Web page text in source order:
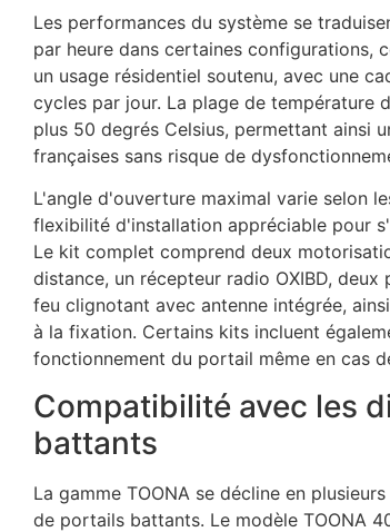
Les performances du système se
par heure dans certaines configurations,
un usage résidentiel soutenu, avec une
cycles par jour. La plage de température
plus 50 degrés Celsius, permettant ainsi
françaises sans risque de
L'angle d'ouverture maximal varie selon
flexibilité d'installation appréciable pour
Le kit complet comprend deux
distance, un récepteur radio OXIBD,
feu clignotant avec antenne intégrée,
à la fixation. Certains kits incluent
fonctionnement du portail même en cas
Compatibilité avec les
battants
La gamme TOONA se décline en
de portails battants. Le modèle TOONA